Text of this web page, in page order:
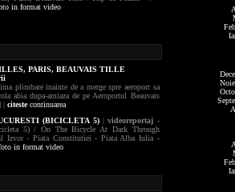
in format video
PARIS, BEAUVAIS TILLE
plimbare inainte de a merge spre aeroport sa
abia dupa-amiaza de pe Aeroportul Beauvais
| citestecontinuarea
(BICICLETA 5)|videoreportaj -
5) / On The Bicycle At Dark Through
Izvor - Piata Constitutiei - Piata Alba Iulia -
in format video